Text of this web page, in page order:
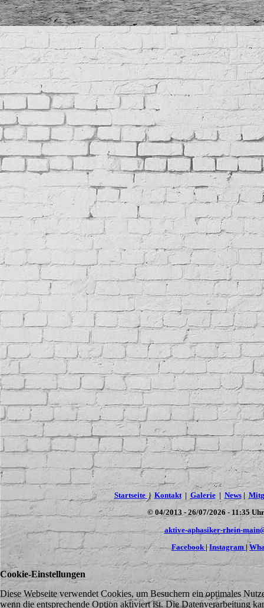
Startseite | Kontakt|Galerie| News|
© 04/2013 -26/07/2026 - 11:35
aktive-aphasiker-rhein-
Facebook |Instagram|
Cookie-Einstellungen
Diese Webseite verwendet Cookies, um Besuchern ein optimales
wenn die entsprechende Option aktiviert ist. Die Datenverarbeitung